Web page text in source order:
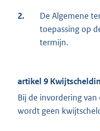
2.
De Algemene
toepassing op
termijn.
artikel 9
Bij de invordering
wordt geen